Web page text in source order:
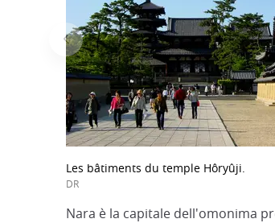
Les bâtiments du temple Hôryûji.
DR
Nara è la capitale dell'omonima